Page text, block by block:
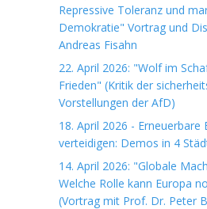
Repressive Toleranz und
Demokratie" Vortrag und
Andreas Fisahn
22. April 2026: "Wolf im
Frieden" (Kritik der
Vorstellungen der AfD)
18. April 2026 - Erneuerbare
verteidigen: Demos in 4
14. April 2026: "Globale
Welche Rolle kann Europa
(Vortrag mit Prof. Dr. Peter